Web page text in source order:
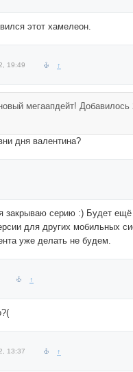
этот хамелеон.
19:49 ↑
мегаапдейт! Добавилось
дня валентина?
серию :) Будет ещё
для других мобильных
уже делать не будем.
↑
13:37 ↑